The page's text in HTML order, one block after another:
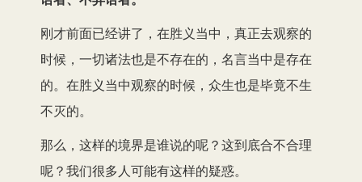
刚才前面已经讲了，在胜义当中，真正去观察的
时候，一切诸法也是不存在的，名言当中是存在
的。在胜义当中观察的时候，众生也是毕竟不生
不灭的。
那么，这样的境界是谁说的呢？这到底合不合理
呢？我们很多人可能有这样的疑惑。